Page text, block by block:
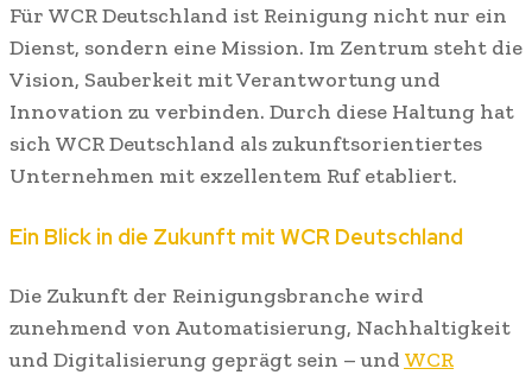
Für WCR Deutschland ist Reinigung nicht nur ein
Dienst, sondern eine Mission. Im Zentrum steht die
Vision, Sauberkeit mit Verantwortung und
Innovation zu verbinden. Durch diese Haltung hat
sich WCR Deutschland als zukunftsorientiertes
Unternehmen mit exzellentem Ruf etabliert.
Ein Blick in die Zukunft mit WCR Deutschland
Die Zukunft der Reinigungsbranche wird
zunehmend von Automatisierung, Nachhaltigkeit
und Digitalisierung geprägt sein – und WCR